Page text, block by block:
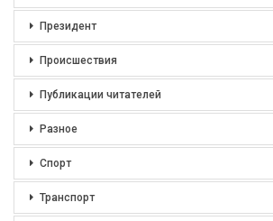
Президент
Происшествия
Публикации читателей
Разное
Спорт
Транспорт